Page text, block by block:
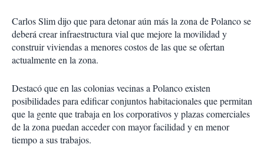
Carlos Slim dijo que para detonar aún más la zona de Polanco se
deberá crear infraestructura vial que mejore la movilidad y
construir viviendas a menores costos de las que se ofertan
actualmente en la zona.
Destacó que en las colonias vecinas a Polanco existen
posibilidades para edificar conjuntos habitacionales que permitan
que la gente que trabaja en los corporativos y plazas comerciales
de la zona puedan acceder con mayor facilidad y en menor
tiempo a sus trabajos.